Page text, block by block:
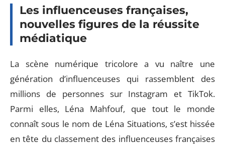
Les influenceuses françaises,
nouvelles figures de la réussite
médiatique
La scène numérique tricolore a vu naître une
génération d’influenceuses qui rassemblent des
millions de personnes sur Instagram et TikTok.
Parmi elles, Léna Mahfouf, que tout le monde
connaît sous le nom de Léna Situations, s’est hissée
en tête du classement des influenceuses françaises